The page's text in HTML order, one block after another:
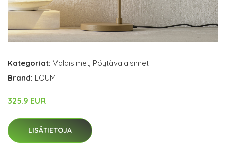
Kategoriat: Valaisimet, Pöytävalaisimet
Brand: LOUM
325.9 EUR
LISÄTIETOJA